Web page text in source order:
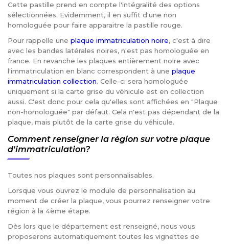
Cette pastille prend en compte l'intégralité des options
sélectionnées. Evidemment, il en suffit d'une non
homologuée pour faire apparaitre la pastille rouge.
Pour rappelle une plaque immatriculation noire, c'est à dire
avec les bandes latérales noires, n'est pas homologuée en
france. En revanche les plaques entièrement noire avec
l'immatriculation en blanc correspondent à une plaque
immatriculation collection. Celle-ci sera homologuée
uniquement si la carte grise du véhicule est en collection
aussi. C'est donc pour cela qu'elles sont affichées en "Plaque
non-homologuée" par défaut. Cela n'est pas dépendant de la
plaque, mais plutôt de la carte grise du véhicule.
Comment renseigner la région sur votre plaque
d'immatriculation?
Toutes nos plaques sont personnalisables.
Lorsque vous ouvrez le module de personnalisation au
moment de créer la plaque, vous pourrez renseigner votre
région à la 4ème étape.
Dès lors que le département est renseigné, nous vous
proposerons automatiquement toutes les vignettes de